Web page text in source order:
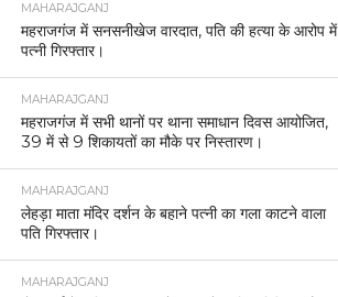
MAHARAJGANJ
महराजगंज में सनसनीखेज वारदात, पति की हत्या के आरोप में
पत्नी गिरफ्तार।
MAHARAJGANJ
महराजगंज में सभी थानों पर थाना समाधान दिवस आयोजित,
39 में से 9 शिकायतों का मौके पर निस्तारण।
MAHARAJGANJ
लेहड़ा माता मंदिर दर्शन के बहाने पत्नी का गला काटने वाला
पति गिरफ्तार।
MAHARAJGANJ